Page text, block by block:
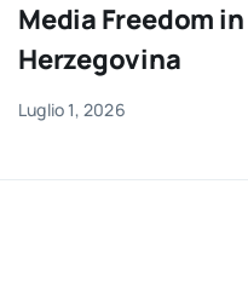
Media Freedom
Herzegovina
Luglio 1, 2026